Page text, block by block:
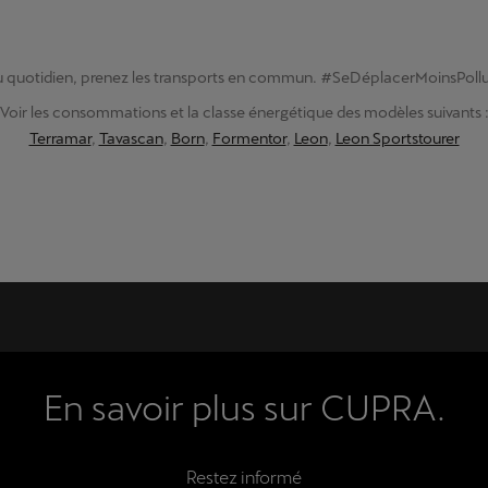
quotidien, prenez les transports en commun.
Voir les consommations et la classe énergétique des modèles suivants :
Terramar, Tavascan, Born, Formentor, Leon, Leon Sportstourer
En savoir plus sur CUPRA.
Restez informé